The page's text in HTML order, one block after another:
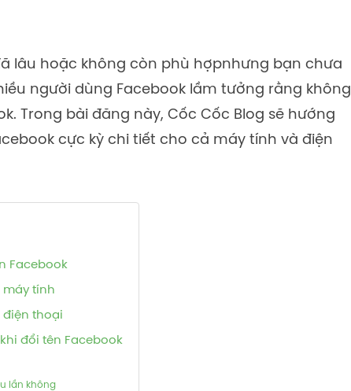
lâu hoặc không còn phù hợpnhưng bạn chưa
người dùng Facebook lầm tưởng rằng không
Trong bài đăng này, Cốc Cốc Blog sẽ hướng
cực kỳ chi tiết cho cả máy tính và điện
Facebook
máy tính
điện thoại
đổi tên Facebook
lần không